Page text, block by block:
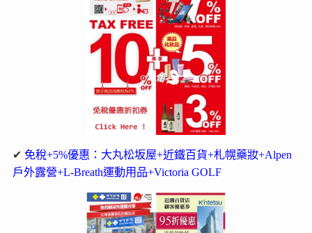
✔ 免稅+5%優惠：大丸松坂屋+近鐵百貨+札幌藥妝+Alpen
戶外露營+L-Breath運動用品+Victoria GOLF